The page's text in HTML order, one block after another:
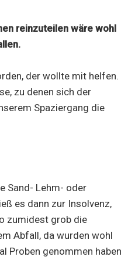
reinzuteilen wäre wohl
der wollte mit helfen.
zu denen sich der
Spaziergang die
Sand- Lehm- oder
es dann zur Insolvenz,
zumidest grob die
Abfall, da wurden wohl
Proben genommen haben